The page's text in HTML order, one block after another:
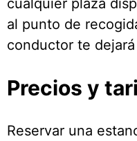
al punto de
conductor te
Precios y
Reservar una